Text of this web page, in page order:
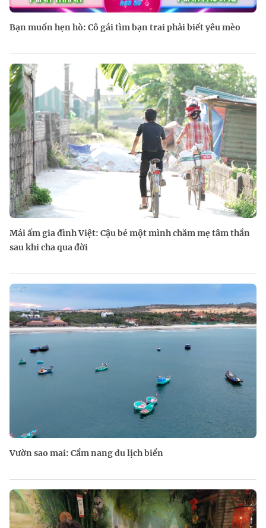
Bạn muốn hẹn hò: Cô gái tìm bạn trai phải biết yêu mèo
Mái ấm gia đình Việt: Cậu bé một mình chăm mẹ tâm thần
sau khi cha qua đời
Vườn sao mai: Cẩm nang du lịch biển